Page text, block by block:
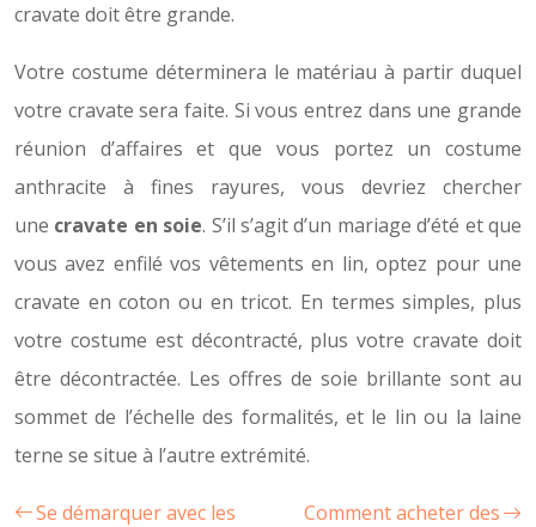
cravate doit être grande.
Votre costume déterminera le matériau à partir duquel
votre cravate sera faite. Si vous entrez dans une grande
réunion d’affaires et que vous portez un costume
anthracite à fines rayures, vous devriez chercher
une cravate en soie. S’il s’agit d’un mariage d’été et que
vous avez enfilé vos vêtements en lin, optez pour une
cravate en coton ou en tricot. En termes simples, plus
votre costume est décontracté, plus votre cravate doit
être décontractée. Les offres de soie brillante sont au
sommet de l’échelle des formalités, et le lin ou la laine
terne se situe à l’autre extrémité.
Se démarquer avec les
Comment acheter des